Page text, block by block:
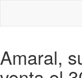
Amaral,